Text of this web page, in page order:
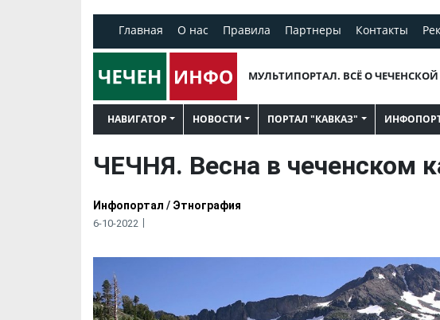
Главная О нас Правила Партнеры Контакты
МУЛЬТИПОРТАЛ. ВСЁ О ЧЕЧЕНСКОЙ
НАВИГАТОР НОВОСТИ ПОРТАЛ "КАВКАЗ"
ЧЕЧНЯ. Весна в чеченском
Инфопортал / Этнография
6-10-2022